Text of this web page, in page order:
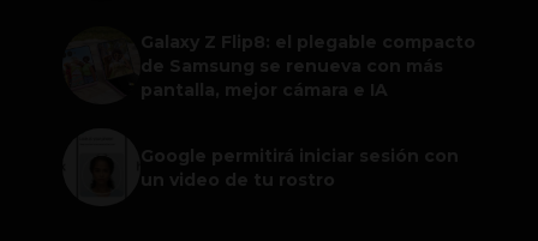
Galaxy Z Flip8: el plegable compacto
de Samsung se renueva con más
pantalla, mejor cámara e IA
Google permitirá iniciar sesión con
un video de tu rostro